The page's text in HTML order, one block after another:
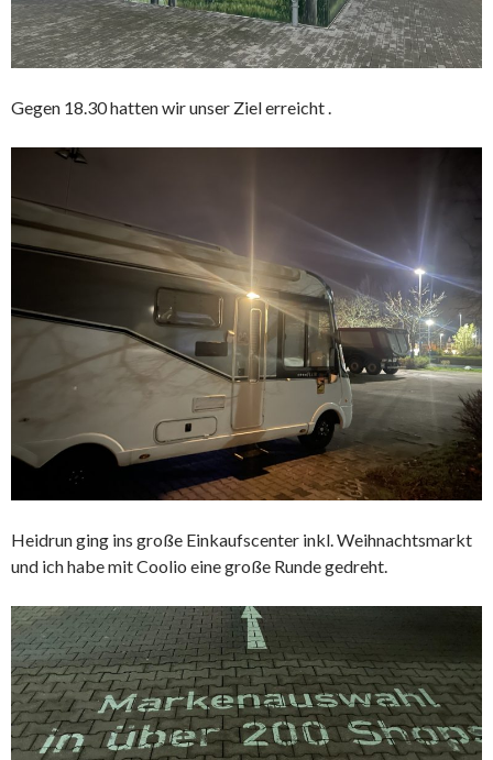
Gegen 18.30 hatten wir unser Ziel erreicht .
Heidrun ging ins große Einkaufscenter inkl. Weihnachtsmarkt
und ich habe mit Coolio eine große Runde gedreht.